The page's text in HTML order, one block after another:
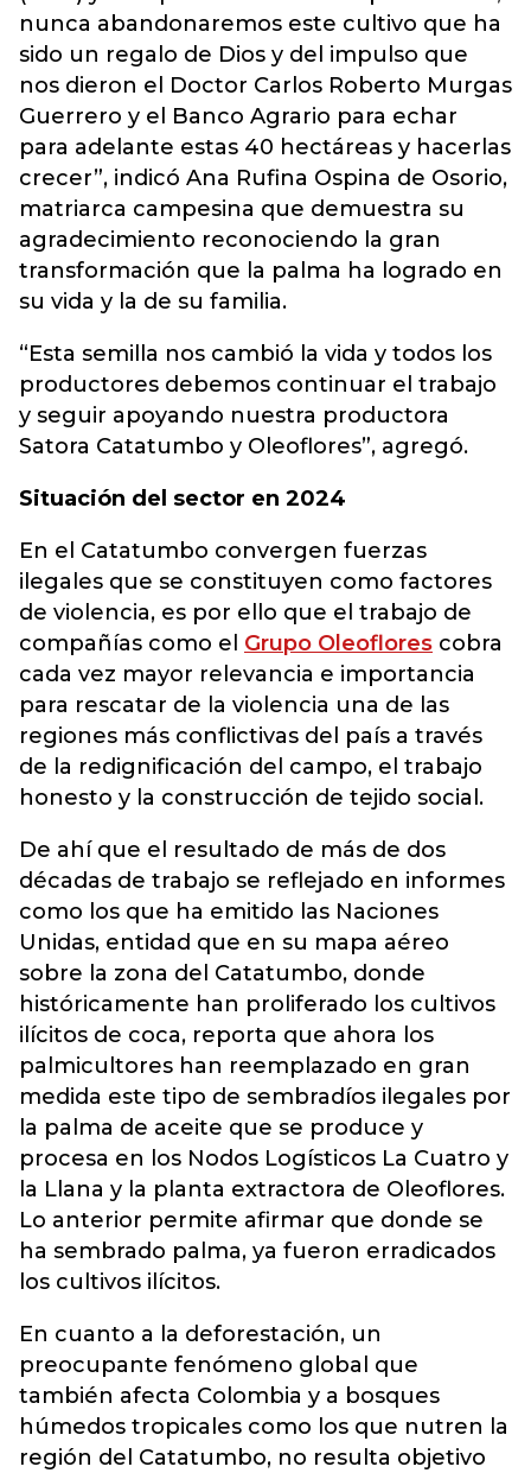
nunca abandonaremos este cultivo que ha
sido un regalo de Dios y del impulso que
nos dieron el Doctor Carlos Roberto Murgas
Guerrero y el Banco Agrario para echar
para adelante estas 40 hectáreas y hacerlas
crecer”, indicó Ana Rufina Ospina de Osorio,
matriarca campesina que demuestra su
agradecimiento reconociendo la gran
transformación que la palma ha logrado en
su vida y la de su familia.
“Esta semilla nos cambió la vida y todos los
productores debemos continuar el trabajo
y seguir apoyando nuestra productora
Satora Catatumbo y Oleoflores”, agregó.
Situación del sector en 2024
En el Catatumbo convergen fuerzas
ilegales que se constituyen como factores
de violencia, es por ello que el trabajo de
compañías como el Grupo Oleoflores cobra
cada vez mayor relevancia e importancia
para rescatar de la violencia una de las
regiones más conflictivas del país a través
de la redignificación del campo, el trabajo
honesto y la construcción de tejido social.
De ahí que el resultado de más de dos
décadas de trabajo se reflejado en informes
como los que ha emitido las Naciones
Unidas, entidad que en su mapa aéreo
sobre la zona del Catatumbo, donde
históricamente han proliferado los cultivos
ilícitos de coca, reporta que ahora los
palmicultores han reemplazado en gran
medida este tipo de sembradíos ilegales por
la palma de aceite que se produce y
procesa en los Nodos Logísticos La Cuatro y
la Llana y la planta extractora de Oleoflores.
Lo anterior permite afirmar que donde se
ha sembrado palma, ya fueron erradicados
los cultivos ilícitos.
En cuanto a la deforestación, un
preocupante fenómeno global que
también afecta Colombia y a bosques
húmedos tropicales como los que nutren la
región del Catatumbo, no resulta objetivo